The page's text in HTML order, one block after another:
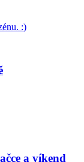
:)
a víkend